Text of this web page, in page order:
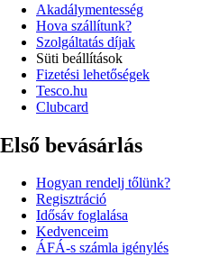
Akadálymentesség
Hova szállítunk?
Szolgáltatás díjak
Süti beállítások
Fizetési lehetőségek
Tesco.hu
Clubcard
Első bevásárlás
Hogyan rendelj tőlünk?
Regisztráció
Idősáv foglalása
Kedvenceim
ÁFÁ-s számla igénylés